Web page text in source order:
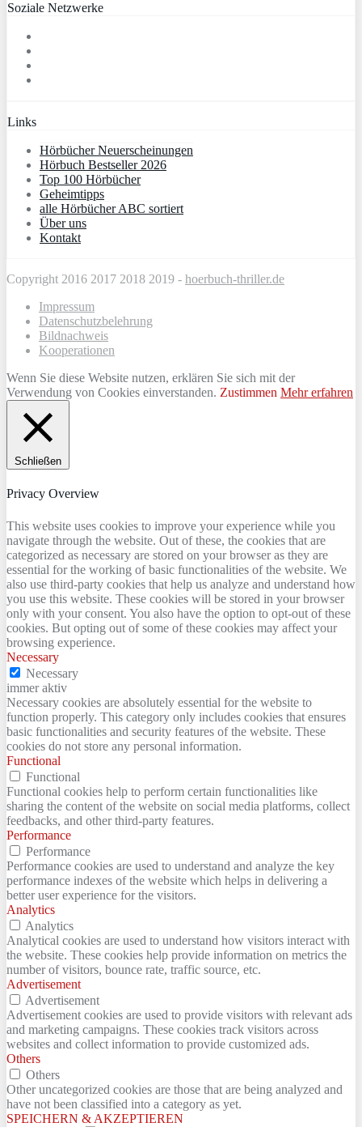
Soziale Netzwerke
Links
Hörbücher Neuerscheinungen
Hörbuch Bestseller 2026
Top 100 Hörbücher
Geheimtipps
alle Hörbücher ABC sortiert
Über uns
Kontakt
Copyright 2016 2017 2018 2019 - hoerbuch-thriller.de
Impressum
Datenschutzbelehrung
Bildnachweis
Kooperationen
Wenn Sie diese Website nutzen, erklären Sie sich mit der
Verwendung von Cookies einverstanden. Zustimmen Mehr erfahren
Schließen
Privacy Overview
This website uses cookies to improve your experience while you
navigate through the website. Out of these, the cookies that are
categorized as necessary are stored on your browser as they are
essential for the working of basic functionalities of the website. We
also use third-party cookies that help us analyze and understand how
you use this website. These cookies will be stored in your browser
only with your consent. You also have the option to opt-out of these
cookies. But opting out of some of these cookies may affect your
browsing experience.
Necessary
Necessary
immer aktiv
Necessary cookies are absolutely essential for the website to
function properly. This category only includes cookies that ensures
basic functionalities and security features of the website. These
cookies do not store any personal information.
Functional
Functional
Functional cookies help to perform certain functionalities like
sharing the content of the website on social media platforms, collect
feedbacks, and other third-party features.
Performance
Performance
Performance cookies are used to understand and analyze the key
performance indexes of the website which helps in delivering a
better user experience for the visitors.
Analytics
Analytics
Analytical cookies are used to understand how visitors interact with
the website. These cookies help provide information on metrics the
number of visitors, bounce rate, traffic source, etc.
Advertisement
Advertisement
Advertisement cookies are used to provide visitors with relevant ads
and marketing campaigns. These cookies track visitors across
websites and collect information to provide customized ads.
Others
Others
Other uncategorized cookies are those that are being analyzed and
have not been classified into a category as yet.
SPEICHERN & AKZEPTIEREN